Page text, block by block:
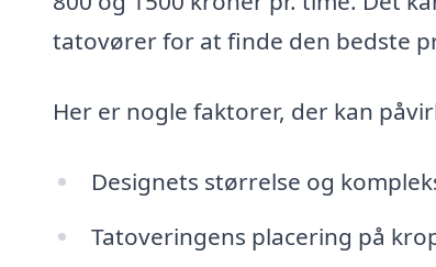
tatovører for at finde den bedste
Her er nogle faktorer, der kan
Designets størrelse og
Tatoveringens placering på